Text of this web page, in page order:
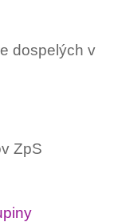
dospelých v
ZpS